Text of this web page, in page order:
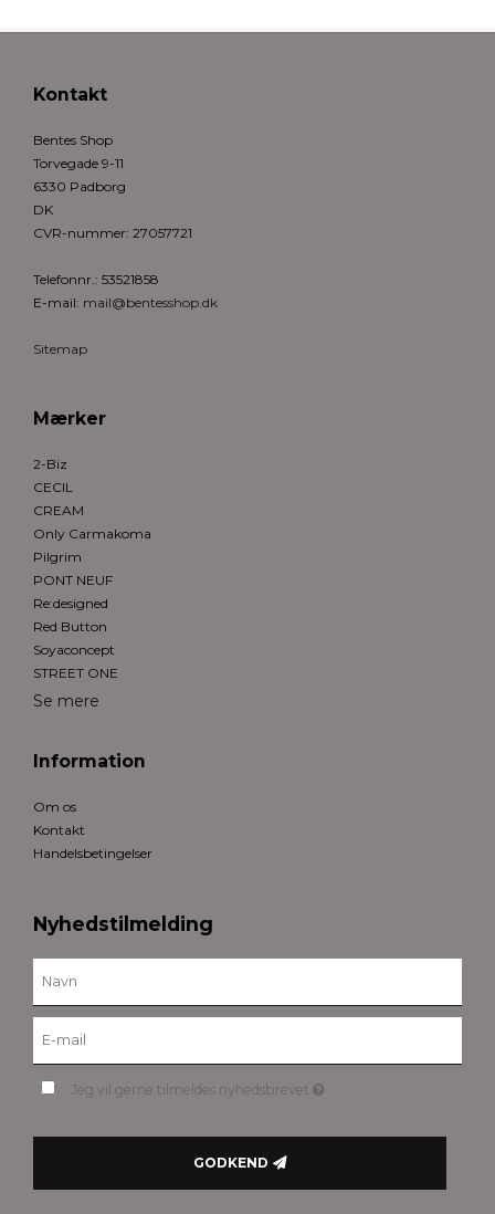
Kontakt
Bentes Shop
Torvegade 9-11
6330 Padborg
DK
CVR-nummer: 27057721
Telefonnr.: 53521858
E-mail: mail@bentesshop.dk
Sitemap
Mærker
2-Biz
CECIL
CREAM
Only Carmakoma
Pilgrim
PONT NEUF
Re:designed
Red Button
Soyaconcept
STREET ONE
Se mere
Information
Om os
Kontakt
Handelsbetingelser
Nyhedstilmelding
Jeg vil gerne tilmeldes nyhedsbrevet
GODKEND